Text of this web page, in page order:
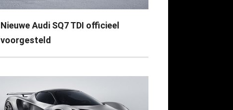
Nieuwe Audi SQ7 TDI officieel
voorgesteld